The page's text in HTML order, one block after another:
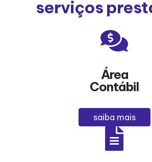
serviços
Área
Contábil
saiba mais